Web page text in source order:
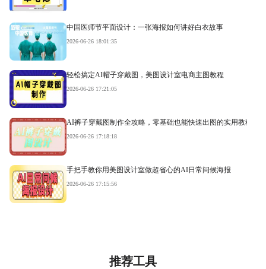
中国医师节平面设计：一张海报如何讲好白衣故事
2026-06-26 18:01:35
轻松搞定AI帽子穿戴图，美图设计室电商主图教程
2026-06-26 17:21:05
AI裤子穿戴图制作全攻略，零基础也能快速出图的实用教程
2026-06-26 17:18:18
手把手教你用美图设计室做超省心的AI日常问候海报
2026-06-26 17:15:56
推荐工具